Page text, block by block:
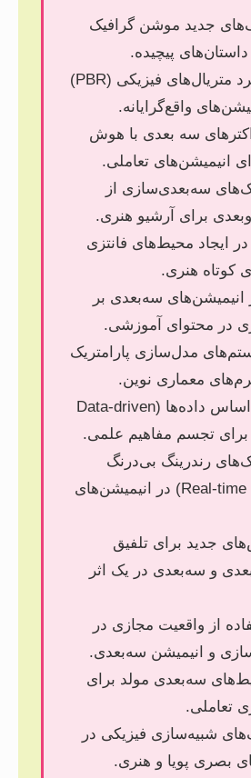
جدید موشن گرافیک
پیچیده.
بررسی کاربرد متریال‌های فیزیکی (PBR)
واقع‌گرایانه.
سه بعدی با هوش
انیمیشن‌های تعاملی.
سه‌بعدی‌سازی از
برای آرشیو هنری.
کاربرد VFX در ایجاد محیط‌های فانتزی
کوتاه هنری.
انیمیشن‌های سه‌بعدی بر
در محتوای آموزشی.
مدل‌سازی پارامتریک
معماری نوین.
انیمیشن بر اساس داده‌ها (Data-driven
رندرینگ بی‌درنگ
(Real-time Rendering) در انیمیشن‌های
جدید برای تلفیق
و سه‌بعدی در یک اثر
از واقعیت مجازی در
و انیمیشن سه‌بعدی.
سه‌بعدی مولد برای
تعاملی.
شبیه‌سازی فیزیکی در
بصری پویا و هنری.